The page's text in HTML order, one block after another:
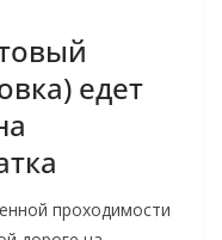
едет
проходимости